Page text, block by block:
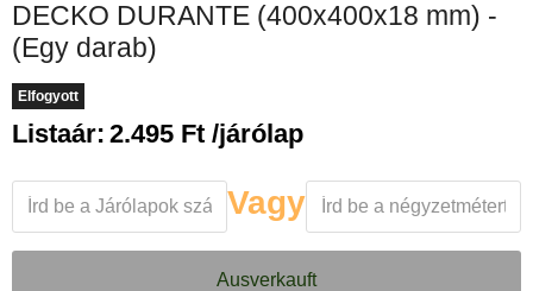
DECKO DURANTE (400x400x18 mm) -
(Egy darab)
Elfogyott
Listaár: Aktueller Preis
2.495 Ft /járólap
Vagy
Ausverkauft